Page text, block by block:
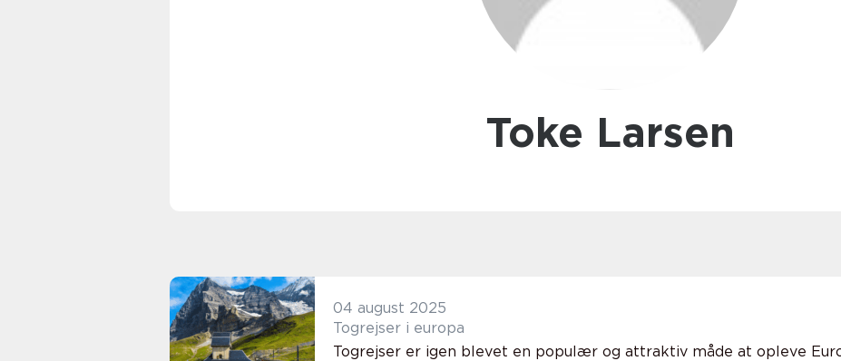
Toke Larsen
04 august 2025
Togrejser i europa
Togrejser er igen blevet en populær og attraktiv måde at opleve